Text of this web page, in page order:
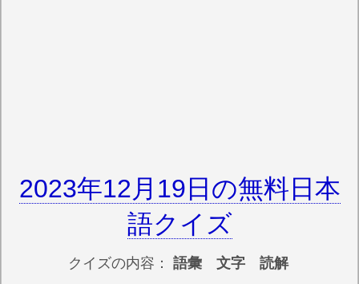
2023年12月19日の無料日本
語クイズ
クイズの内容： 語彙 文字 読解